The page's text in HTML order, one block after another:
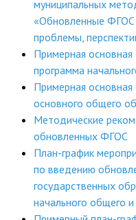
муниципальных
«Обновленные
проблемы,
Примерная основная
программа
Примерная
основного общего
Методические
обновленных ФГОС
План-график
по введению
государственных
начального общего